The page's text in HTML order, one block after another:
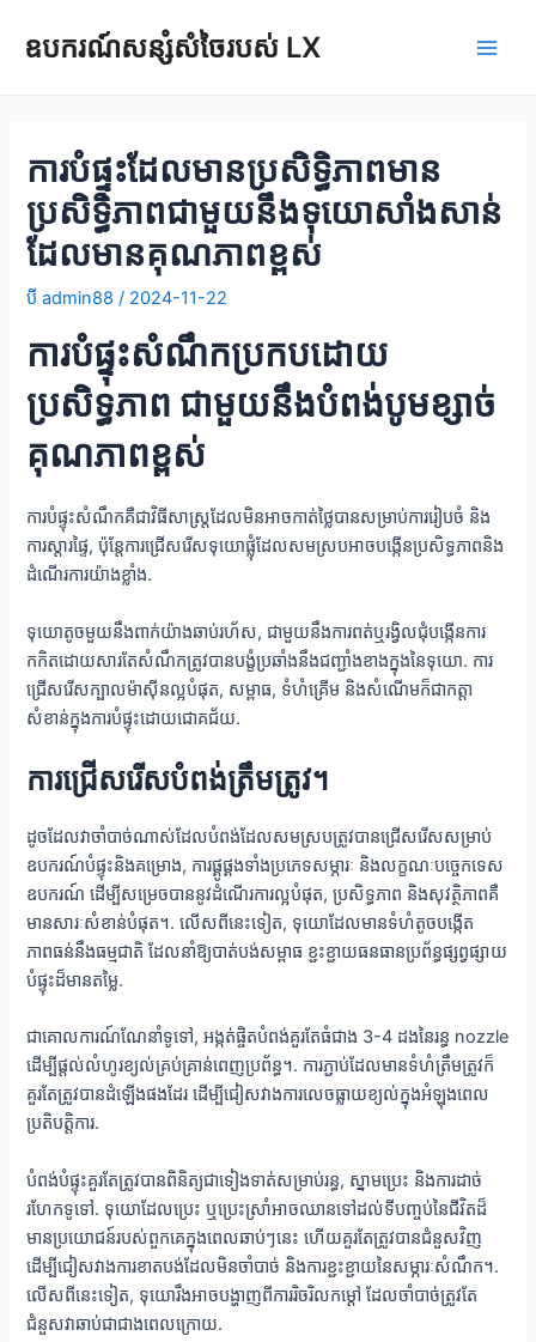
ឧបករណ៍សន្សំសំចៃរបស់ LX
ការបំផ្ទុះដែលមានប្រសិទ្ធិភាពមាន
ប្រសិទ្ធិភាពជាមួយនឹងទុយោសាំងសាន់
ដែលមានគុណភាពខ្ពស់
បីadmin88/ 2024-11-22
ការបំផ្ទុះសំណឹកប្រកបដោយ
ប្រសិទ្ធភាព ជាមួយនឹងបំពង់បូមខ្សាច់
គុណភាពខ្ពស់
ការបំផ្ទុះសំណឹកគឺជាវិធីសាស្ត្រដែលមិនអាចកាត់ថ្លៃបានសម្រាប់ការរៀបចំ និង
ការស្ដារផ្ទៃ, ប៉ុន្តែការជ្រើសរើសទុយោផ្លុំដែលសមស្របអាចបង្កើនប្រសិទ្ធភាពនិង
ដំណើរការយ៉ាងខ្លាំង.
ទុយោតូចមួយនឹងពាក់យ៉ាងឆាប់រហ័ស, ជាមួយនឹងការពត់ឬរង្វិលជុំបង្កើនការ
កកិតដោយសារតែសំណឹកត្រូវបានបង្ខំប្រឆាំងនឹងជញ្ជាំងខាងក្នុងនៃទុយោ. ការ
ជ្រើសរើសក្បាលម៉ាស៊ីនល្អបំផុត, សម្ពាធ, ទំហំគ្រើម និងសំណើមក៏ជាកត្តា
សំខាន់ក្នុងការបំផ្ទុះដោយជោគជ័យ.
ការជ្រើសរើសបំពង់ត្រឹមត្រូវ។
ដូចដែលវាចាំបាច់ណាស់ដែលបំពង់ដែលសមស្របត្រូវបានជ្រើសរើសសម្រាប់
ឧបករណ៍បំផ្ទុះនិងគម្រោង, ការផ្គូផ្គងទាំងប្រភេទសម្ភារៈ និងលក្ខណៈបច្ចេកទេស
ឧបករណ៍ ដើម្បីសម្រេចបាននូវដំណើរការល្អបំផុត, ប្រសិទ្ធភាព និងសុវត្ថិភាពគឺ
មានសារៈសំខាន់បំផុត។. លើសពីនេះទៀត, ទុយោដែលមានទំហំតូចបង្កើត
ភាពធន់នឹងធម្មជាតិ ដែលនាំឱ្យបាត់បង់សម្ពាធ ខ្ជះខ្ជាយធនធានប្រព័ន្ធផ្សព្វផ្សាយ
បំផ្ទុះដ៏មានតម្លៃ.
ជាគោលការណ៍ណែនាំទូទៅ, អង្កត់ផ្ចិតបំពង់គួរតែធំជាង 3-4 ដងនៃរន្ធ nozzle
ដើម្បីផ្តល់លំហូរខ្យល់គ្រប់គ្រាន់ពេញប្រព័ន្ធ។. ការភ្ជាប់ដែលមានទំហំត្រឹមត្រូវក៏
គួរតែត្រូវបានដំឡើងផងដែរ ដើម្បីជៀសវាងការលេចធ្លាយខ្យល់ក្នុងអំឡុងពេល
ប្រតិបត្តិការ.
បំពង់បំផ្ទុះគួរតែត្រូវបានពិនិត្យជាទៀងទាត់សម្រាប់រន្ធ, ស្នាមប្រេះ និងការដាច់
រហែកទូទៅ. ទុយោដែលប្រេះ ឬប្រេះស្រាំអាចឈានទៅដល់ទីបញ្ចប់នៃជីវិតដ៏
មានប្រយោជន៍របស់ពួកគេក្នុងពេលឆាប់ៗនេះ ហើយគួរតែត្រូវបានជំនួសវិញ
ដើម្បីជៀសវាងការខាតបង់ដែលមិនចាំបាច់ និងការខ្ជះខ្ជាយនៃសម្ភារៈសំណឹក។.
លើសពីនេះទៀត, ទុយោរឹងអាចបង្ហាញពីការរិចរិលកម្ដៅ ដែលចាំបាច់ត្រូវតែ
ជំនួសវាឆាប់ជាជាងពេលក្រោយ.